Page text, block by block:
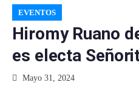
EVENTOS
Hiromy Ruano
es electa
Mayo 31, 2024